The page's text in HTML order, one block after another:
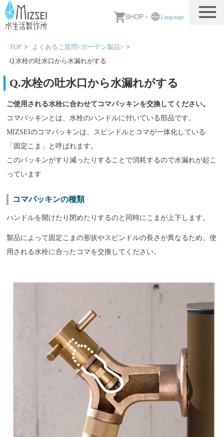
» Language
TOP
よくあるご質問<ガーデン製品>
Q.水栓の吐水口から水漏れがする
Q.水栓の吐水口から水漏れがする
ご使用される水栓に合わせてコマパッキンを交換してください。
コマパッキンとは、水栓のハンドルに付いている部品です。
MIZSEIのコマパッキンは、スピンドルとコマが一体化している
「固定こま」と呼ばれます。
このパッキンがすり減ったりすることで消耗するので水漏れが起こ
っています
コマパッキンの種類
ハンドルを開けたり閉めたりするのと同時にこまが上下します。
製品によって固定こまの形状やスピンドルの長さが異なるため、使
用される水栓に合ったコマを交換してください。